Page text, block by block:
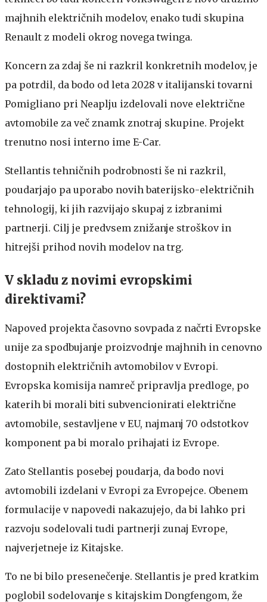
majhnih električnih modelov, enako tudi skupina
Renault z modeli okrog novega twinga.
Koncern za zdaj še ni razkril konkretnih modelov, je
pa potrdil, da bodo od leta 2028 v italijanski tovarni
Pomigliano pri Neaplju izdelovali nove električne
avtomobile za več znamk znotraj skupine. Projekt
trenutno nosi interno ime E-Car.
Stellantis tehničnih podrobnosti še ni razkril,
poudarjajo pa uporabo novih baterijsko-električnih
tehnologij, ki jih razvijajo skupaj z izbranimi
partnerji. Cilj je predvsem znižanje stroškov in
hitrejši prihod novih modelov na trg.
V skladu z novimi evropskimi
direktivami?
Napoved projekta časovno sovpada z načrti Evropske
unije za spodbujanje proizvodnje majhnih in cenovno
dostopnih električnih avtomobilov v Evropi.
Evropska komisija namreč pripravlja predloge, po
katerih bi morali biti subvencionirati električne
avtomobile, sestavljene v EU, najmanj 70 odstotkov
komponent pa bi moralo prihajati iz Evrope.
Zato Stellantis posebej poudarja, da bodo novi
avtomobili izdelani v Evropi za Evropejce. Obenem
formulacije v napovedi nakazujejo, da bi lahko pri
razvoju sodelovali tudi partnerji zunaj Evrope,
najverjetneje iz Kitajske.
To ne bi bilo presenečenje. Stellantis je pred kratkim
poglobil sodelovanje s kitajskim Dongfengom, že